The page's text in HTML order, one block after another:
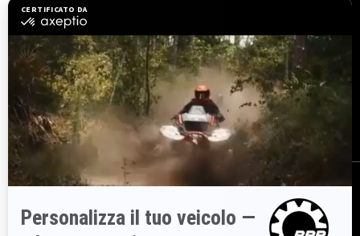
Serve assistenza
Sicurezza richiami
Opportunità di lavoro
Diventa un concessionario
BRP Experiences
Partecipa alla Newsletter.Sii il primo a ricevere informazioni su